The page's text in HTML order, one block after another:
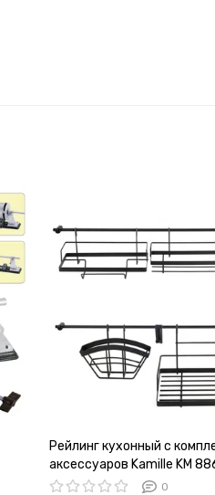
Рейлинг кухонный с
аксессуаров Kamille KM
0